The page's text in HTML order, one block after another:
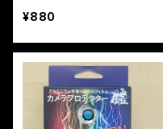
テクター
¥880